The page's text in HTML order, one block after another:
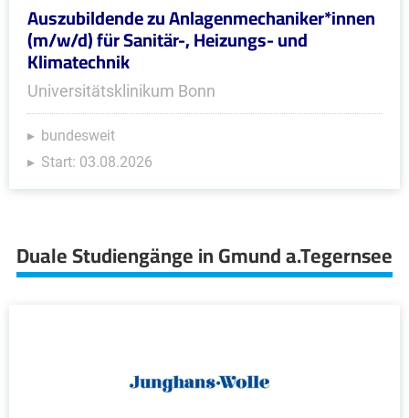
Auszubildende zu Anlagenmechaniker*innen
(m/w/d) für Sanitär-, Heizungs- und
Klimatechnik
Universitätsklinikum Bonn
bundesweit
Start: 03.08.2026
Duale Studiengänge in Gmund a.Tegernsee